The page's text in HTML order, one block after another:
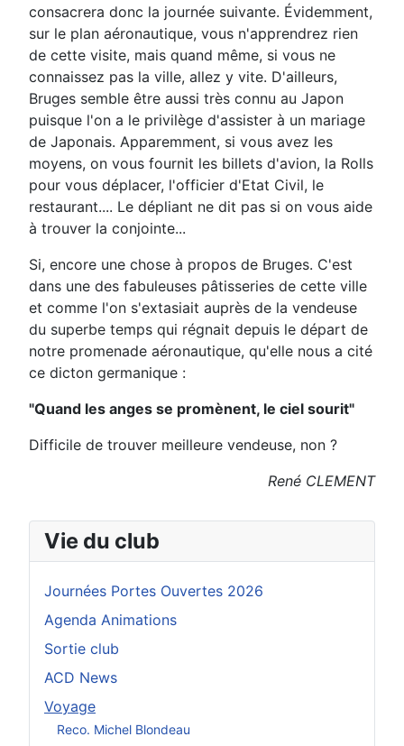
Vie du club
Journées Portes Ouvertes 2026
Agenda Animations
Sortie club
ACD News
Voyage
Reco. Michel Blondeau
consacrera donc la journée suivante. Évidemment,
sur le plan aéronautique, vous n'apprendrez rien
de cette visite, mais quand même, si vous ne
connaissez pas la ville, allez y vite. D'ailleurs,
Bruges semble être aussi très connu au Japon
puisque l'on a le privilège d'assister à un mariage
de Japonais. Apparemment, si vous avez les
moyens, on vous fournit les billets d'avion, la Rolls
pour vous déplacer, l'officier d'Etat Civil, le
restaurant.... Le dépliant ne dit pas si on vous aide
à trouver la conjointe...
Si, encore une chose à propos de Bruges. C'est
dans une des fabuleuses pâtisseries de cette ville
et comme l'on s'extasiait auprès de la vendeuse
du superbe temps qui régnait depuis le départ de
notre promenade aéronautique, qu'elle nous a cité
ce dicton germanique :
"Quand les anges se promènent, le ciel sourit"
Difficile de trouver meilleure vendeuse, non ?
René CLEMENT